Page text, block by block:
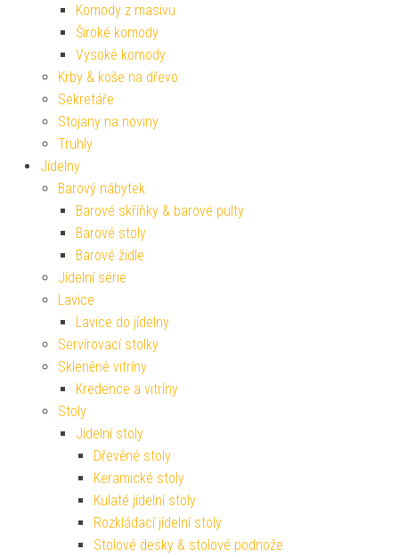
Komody z masivu
Široké komody
Vysoké komody
Krby & koše na dřevo
Sekretáře
Stojany na noviny
Truhly
Jídelny
Barový nábytek
Barové skříňky & barové pulty
Barové stoly
Barové židle
Jídelní série
Lavice
Lavice do jídelny
Servírovací stolky
Skleněné vitríny
Kredence a vitríny
Stoly
Jídelní stoly
Dřevěné stoly
Keramické stoly
Kulaté jídelní stoly
Rozkládací jídelní stoly
Stolové desky & stolové podnože